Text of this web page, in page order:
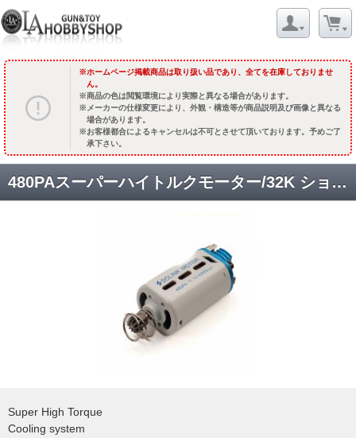
ホームページ掲載商品は取り扱い品であり、全てを在庫しておりませ
ん。
商品の色は閲覧環境により実際と異なる場合があります。
メーカーの仕様変更により、外観・構造等が商品説明及び画像と異なる
場合があります。
お客様都合によるキャンセルは不可とさせて頂いております。予めご了
承下さい。
480PAスーパーハイトルクモーター/32K ショート (32000RPM) [SLK-MTR-Y-32K-S] [取寄]
Super High Torque
Cooling system